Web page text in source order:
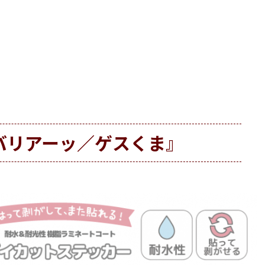
アーッ／ゲスくま』